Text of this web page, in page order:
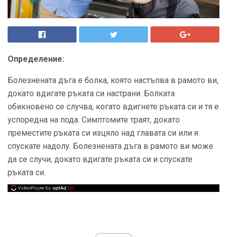
Определение:
Болезнената дъга е болка, която настъпва в рамото ви,
докато вдигате ръката си настрани. Болката
обикновено се случва, когато вдигнете ръката си и тя е
успоредна на пода. Симптомите траят, докато
преместите ръката си изцяло над главата си или я
спускате надолу. Болезнената дъга в рамото ви може
да се случи, докато вдигате ръката си и спускате
ръката си.